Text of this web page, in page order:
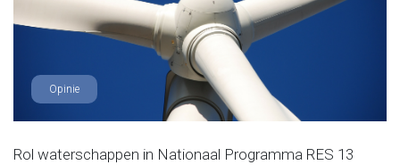
Opinie
Rol waterschappen in Nationaal Programma RES 13